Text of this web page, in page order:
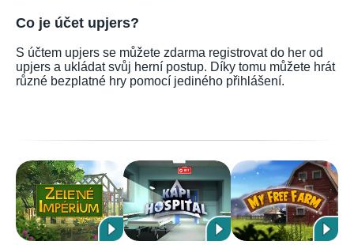
Co je účet upjers?
S účtem upjers se můžete zdarma registrovat do her od
upjers a ukládat svůj herní postup. Díky tomu můžete hrát
různé bezplatné hry pomocí jediného přihlášení.